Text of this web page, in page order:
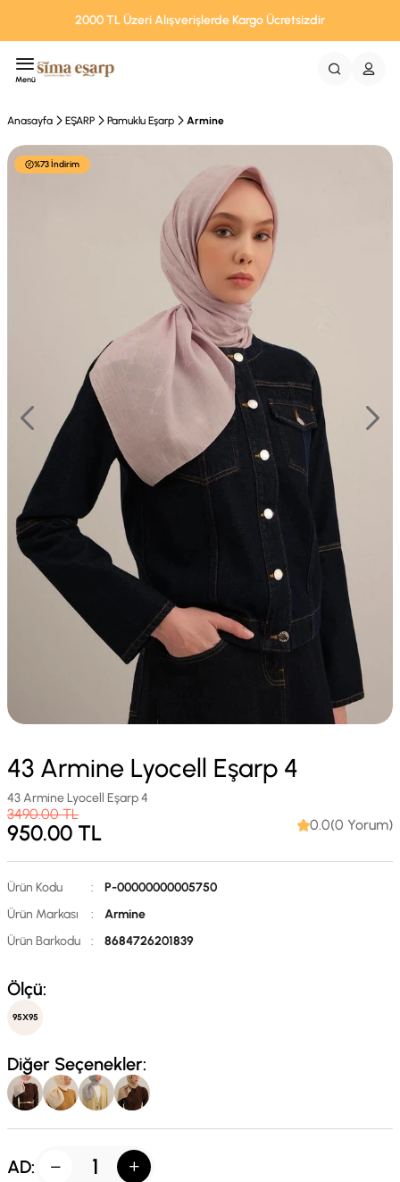
2000 TL Üzeri Alışverişlerde Kargo Ücretsizdir
Menü
Anasayfa EŞARP Pamuklu Eşarp Armine
%73 İndirim
43 Armine Lyocell Eşarp 4
43 Armine Lyocell Eşarp 4
3490.00TL
950.00 TL 0.0(0 Yorum)
Ürün Kodu :
P-00000000005750
Ürün Markası
:
Armine
Ürün Barkodu
: 8684726201839
Ölçü:
95X95
Diğer Seçenekler:
AD: